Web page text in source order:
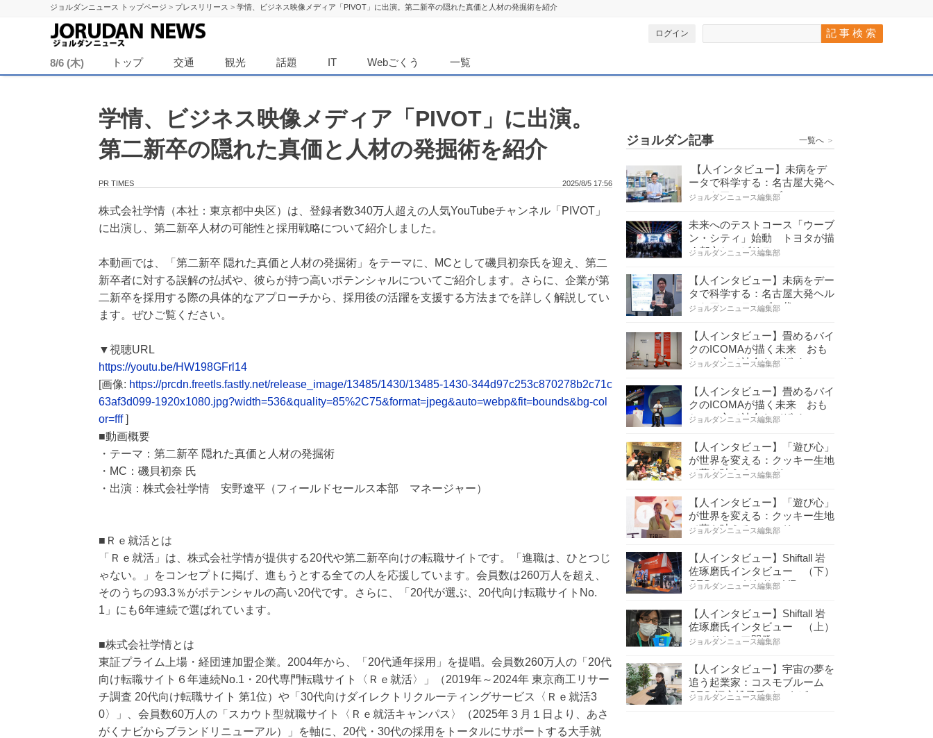
ジョルダンニュース トップページ > プレスリリース > 学情、ビジネス映像メディア「PIVOT」に出演。第二新卒の隠れた真価と人材の発掘術を紹介
ログイン
8/6 (木) トップ 交通 観光 話題 IT Webごくう 一覧
学情、ビジネス映像メディア「PIVOT」に出演。
第二新卒の隠れた真価と人材の発掘術を紹介
2025/8/5 17:56
PR TIMES
株式会社学情（本社：東京都中央区）は、登録者数340万人超えの人気YouTubeチャンネル「PIVOT」
に出演し、第二新卒人材の可能性と採用戦略について紹介しました。
本動画では、「第二新卒 隠れた真価と人材の発掘術」をテーマに、MCとして磯貝初奈氏を迎え、第二
新卒者に対する誤解の払拭や、彼らが持つ高いポテンシャルについてご紹介します。さらに、企業が第
二新卒を採用する際の具体的なアプローチから、採用後の活躍を支援する方法までを詳しく解説してい
ます。ぜひご覧ください。
▼視聴URL
https://youtu.be/HW198GFrl14
[画像: https://prcdn.freetls.fastly.net/release_image/13485/1430/13485-1430-344d97c253c870278b2c71c
63af3d099-1920x1080.jpg?width=536&quality=85%2C75&format=jpeg&auto=webp&fit=bounds&bg-col
or=fff]
■動画概要
・テーマ：第二新卒 隠れた真価と人材の発掘術
・MC：磯貝初奈 氏
・出演：株式会社学情 安野遼平（フィールドセールス本部 マネージャー）
■Ｒｅ就活とは
「Ｒｅ就活」は、株式会社学情が提供する20代や第二新卒向けの転職サイトです。「進職は、ひとつじ
ゃない。」をコンセプトに掲げ、進もうとする全ての人を応援しています。会員数は260万人を超え、
そのうちの93.3％がポテンシャルの高い20代です。さらに、「20代が選ぶ、20代向け転職サイトNo.
1」にも6年連続で選ばれています。
■株式会社学情とは
東証プライム上場・経団連加盟企業。2004年から、「20代通年採用」を提唱。会員数260万人の「20代
向け転職サイト６年連続No.1・20代専門転職サイト〈Ｒｅ就活〉」（2019年～2024年 東京商工リサー
チ調査 20代向け転職サイト 第1位）や「30代向けダイレクトリクルーティングサービス〈Ｒｅ就活3
0〉」、会員数60万人の「スカウト型就職サイト〈Ｒｅ就活キャンパス〉（2025年３月１日より、あさ
がくナビからブランドリニューアル）」を軸に、20代・30代の採用をトータルにサポートする大手就
ジョルダン記事 一覧へ ＞
【人インタビュー】未病をデ
ータで科学する：名古屋大発ヘ
ルスケアシステムズの…
ジョルダンニュース編集部
未来へのテストコース「ウーブ
ン・シティ」始動 トヨタが描
く都市とモビリティの…
ジョルダンニュース編集部
【人インタビュー】未病をデー
タで科学する：名古屋大発ヘル
スケアシステムズの代…
ジョルダンニュース編集部
【人インタビュー】畳めるバイ
クのICOMAが描く未来 おも
ちゃの心で社会をデザイ…
ジョルダンニュース編集部
【人インタビュー】畳めるバイ
クのICOMAが描く未来 おも
ちゃの心で社会をデザイ…
ジョルダンニュース編集部
【人インタビュー】「遊び心」
が世界を変える：クッキー生地
で夢を叶える コロリ…
ジョルダンニュース編集部
【人インタビュー】「遊び心」
が世界を変える：クッキー生地
で夢を叶える コロリ…
ジョルダンニュース編集部
【人インタビュー】Shiftall 岩
佐琢磨氏インタビュー （下）
CESへのこだわり VR…
ジョルダンニュース編集部
【人インタビュー】Shiftall 岩
佐琢磨氏インタビュー （上）
ハードウェア開発へ…
ジョルダンニュース編集部
【人インタビュー】宇宙の夢を
追う起業家：コスモブルーム
CEO 福永桃子氏インタビ…
ジョルダンニュース編集部